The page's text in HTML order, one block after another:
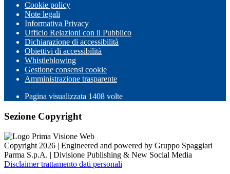
Cookie policy
Note legali
Informativa Privacy
Ufficio Relazioni con il Pubblico
Dichiarazione di accessibilità
Obiettivi di accessibilità
Whistleblowing
Gestione consensi cookie
Amministrazione trasparente
Pagina visualizzata 1408 volte
Sezione Copyright
Copyright 2026 | Engineered and powered by Gruppo Spaggiari
Parma S.p.A. | Divisione Publishing & New Social Media
Disclaimer trattamento dati personali